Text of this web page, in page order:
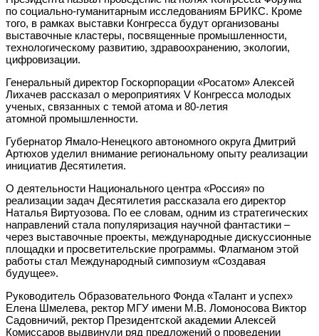
по социально-гуманитарным исследованиям БРИКС. Кроме
того, в рамках выставки Конгресса будут организованы
выставочные кластеры, посвященные промышленности,
технологическому развитию, здравоохранению, экологии,
цифровизации.
Генеральный директор Госкорпорации «Росатом» Алексей
Лихачев рассказал о мероприятиях V Конгресса молодых
ученых, связанных с темой атома и 80-летия
атомной промышленности.
Губернатор Ямало-Ненецкого автономного округа Дмитрий
Артюхов уделил внимание региональному опыту реализации
инициатив Десятилетия.
О деятельности Национального центра «Россия» по
реализации задач Десятилетия рассказала его директор
Наталья Виртуозова. По ее словам, одним из стратегических
направлений стала популяризация научной фантастики –
через выставочные проекты, международные дискуссионные
площадки и просветительские программы. Флагманом этой
работы стал Международный симпозиум «Создавая
будущее».
Руководитель Образовательного Фонда «Талант и успех»
Елена Шмелева, ректор МГУ имени М.В. Ломоносова Виктор
Садовничий, ректор Президентской академии Алексей
Комиссаров выдвинули ряд предложений о проведении